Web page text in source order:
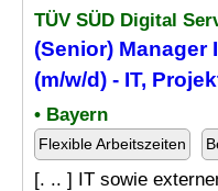
TÜV SÜD Digital
(Senior) Manager
(m/w/d) - IT,
• Bayern
Flexible Arbeitszeiten
[. .. ] IT sowie